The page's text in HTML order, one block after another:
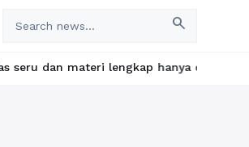
search
lengkap hanya di